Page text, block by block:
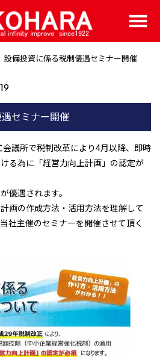
設備投資に係る税制優遇セミナー開催
セミナー開催
議所で税制改革により4月以降、即時
る為に「経営力向上計画」の認定が
優遇されます。
画の作成方法・活用方法を理解して
社主催のセミナーを開催させて頂く